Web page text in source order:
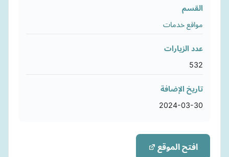
القسم
مواقع خدمات
عدد الزيارات
532
تاريخ الإضافة
2024-03-30
افتح الموقع